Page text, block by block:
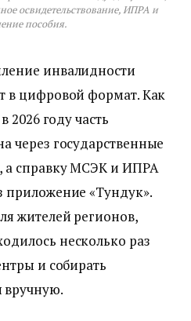
освидетельствование, ИПРА и
пособия.
инвалидности
в цифровой формат. Как
в 2026 году часть
через государственные
а справку МСЭК и ИПРА
приложение «Тундук».
жителей регионов,
несколько раз
и собирать